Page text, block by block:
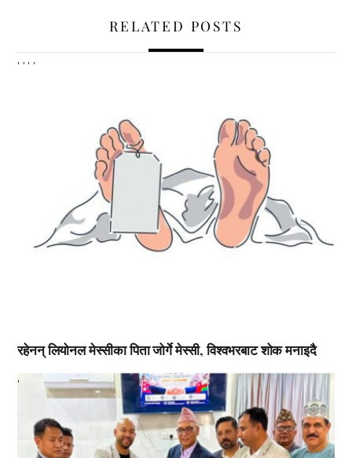
RELATED POSTS
रहेनन् लियोनल मेस्सीका पिता जोर्गे मेस्सी, विश्वभरबाट शोक मनाइदै